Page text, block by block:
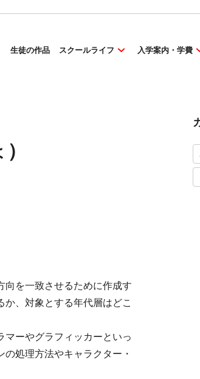
生徒の作品 スクールライフ 入学案内・学費
向を一致させるために作成す
、対象とする年代層はどこ
ーやグラフィッカーといっ
処理方法やキャラクター・